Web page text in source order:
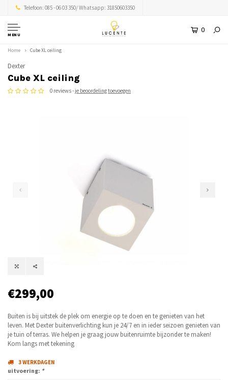
Telefoon: 085 - 06 03 350/ Whatsapp: 31850603350
MENU
0
Home Cube XL ceiling
Dexter
Cube XL ceiling
0 reviews - je beoordeling toevoegen
€299,00
Buiten is bij uitstek de plek om energie op te doen en te genieten van het
leven. Met Dexter buitenverlichting kun je 24/7 en in ieder seizoen genieten van
je tuin of terras. We helpen je graag jouw buitenruimte bijzonder te maken!
Kom langs met tekening
3 WERKDAGEN
uitvoering: *